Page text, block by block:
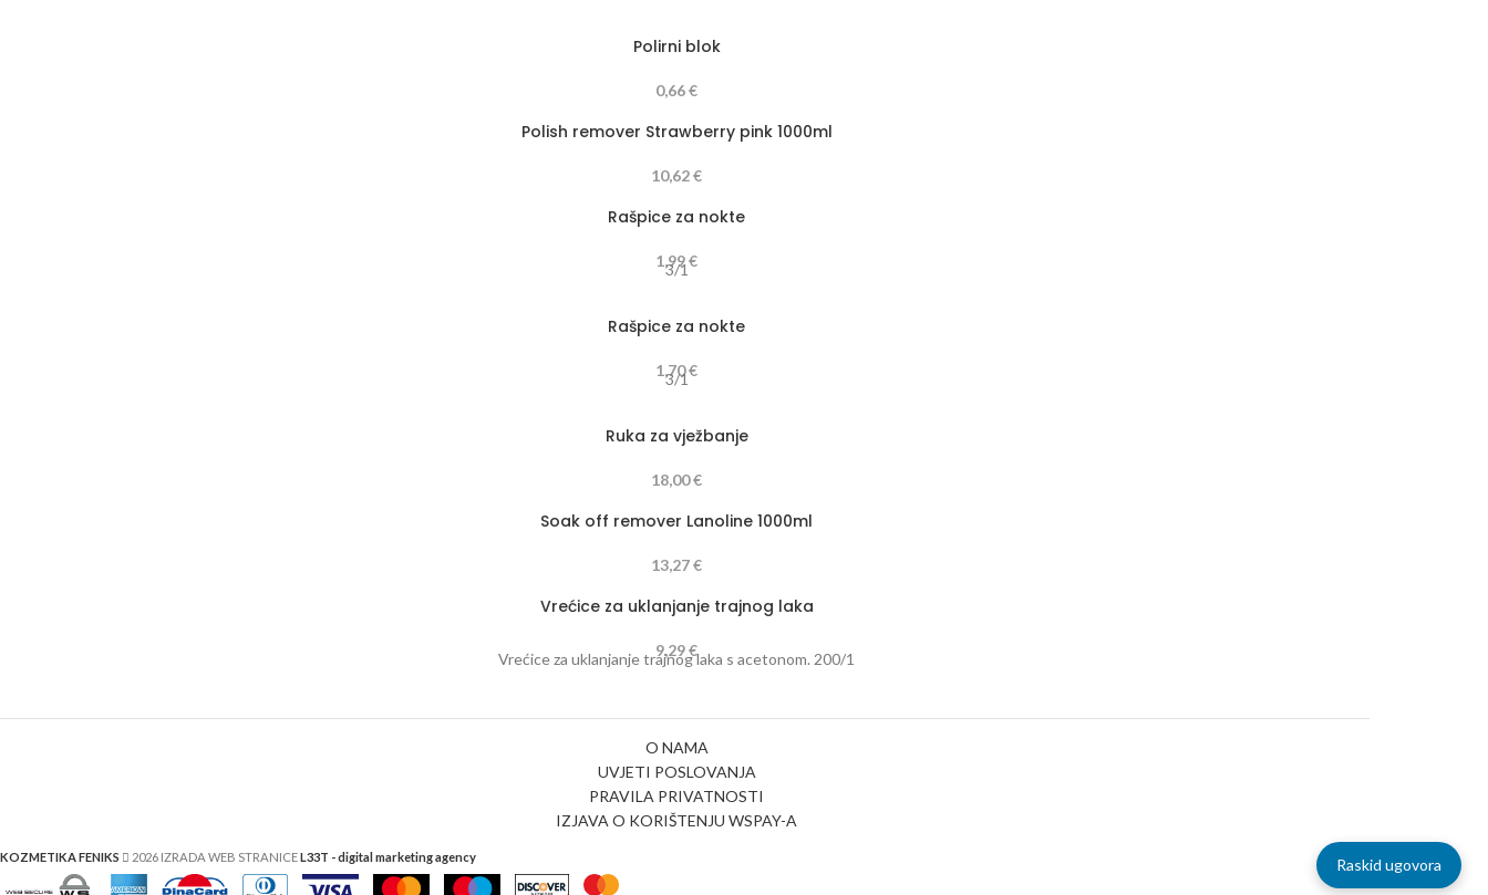
Polirni blok
0,66€
Polish remover Strawberry pink 1000ml
10,62€
Rašpice za nokte
1,99€
3/1
Rašpice za nokte
1,70€
3/1
Ruka za vježbanje
18,00€
Soak off remover Lanoline 1000ml
13,27€
Vrećice za uklanjanje trajnog laka
9,29€
Vrećice za uklanjanje trajnog laka s acetonom. 200/1
O NAMA
UVJETI POSLOVANJA
PRAVILA PRIVATNOSTI
IZJAVA O KORIŠTENJU WSPAY-A
KOZMETIKA FENIKS 2026 IZRADA WEB STRANICEL33T - digital marketing agency Raskid ugovora